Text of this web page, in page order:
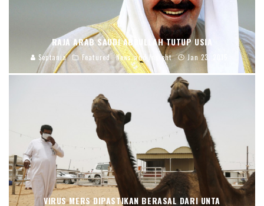
RAJA ARAB SAUDI ABDULLAH TUTUP USIA
Septania Featured News and Insight Jan 23, 2015
VIRUS MERS DIPASTIKAN BERASAL DARI UNTA